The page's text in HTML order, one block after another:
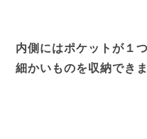
内側にはポケットが１
細かいものを収納でき